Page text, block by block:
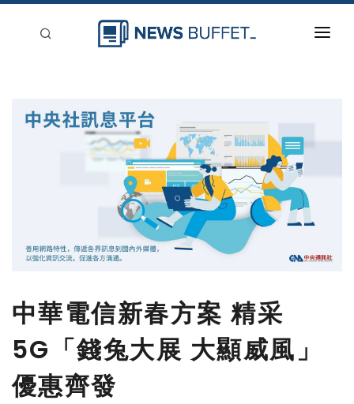
中華電信新春方案 精采
5G「錢兔大展 大顯威風」
優惠齊發